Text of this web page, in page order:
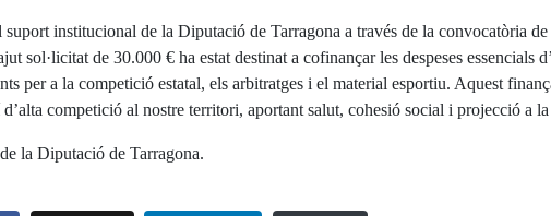
institucional de la Diputació de Tarragona a través de la convocatòria de
sol·licitat de 30.000 € ha estat destinat a cofinançar les despeses essencials
per a la competició estatal, els arbitratges i el material esportiu. Aquest
d’alta competició al nostre territori, aportant salut, cohesió social i projecció a
la Diputació de Tarragona.